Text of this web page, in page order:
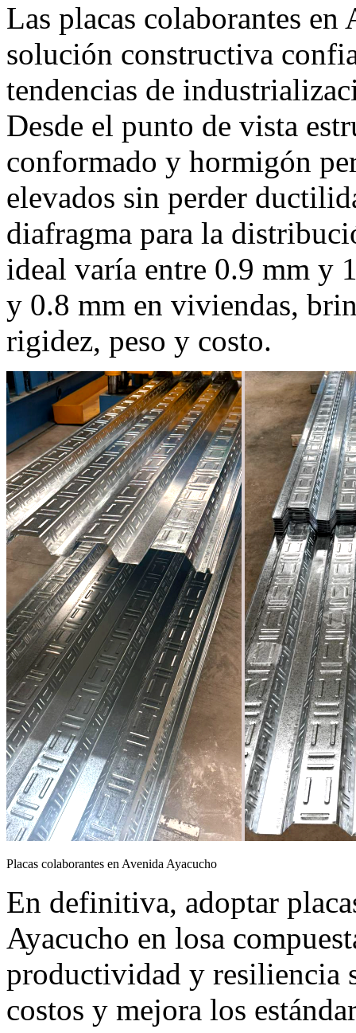
Las placas colaborantes
solución constructiva
tendencias de
Desde el punto de vista
conformado y hormigón
elevados sin perder
diafragma para la
ideal varía entre 0.9 mm y
y 0.8 mm en viviendas,
rigidez, peso y costo.
Placas colaborantes en Avenida Ayacucho
En definitiva, adoptar
Ayacucho en losa
productividad y resiliencia
costos y mejora los